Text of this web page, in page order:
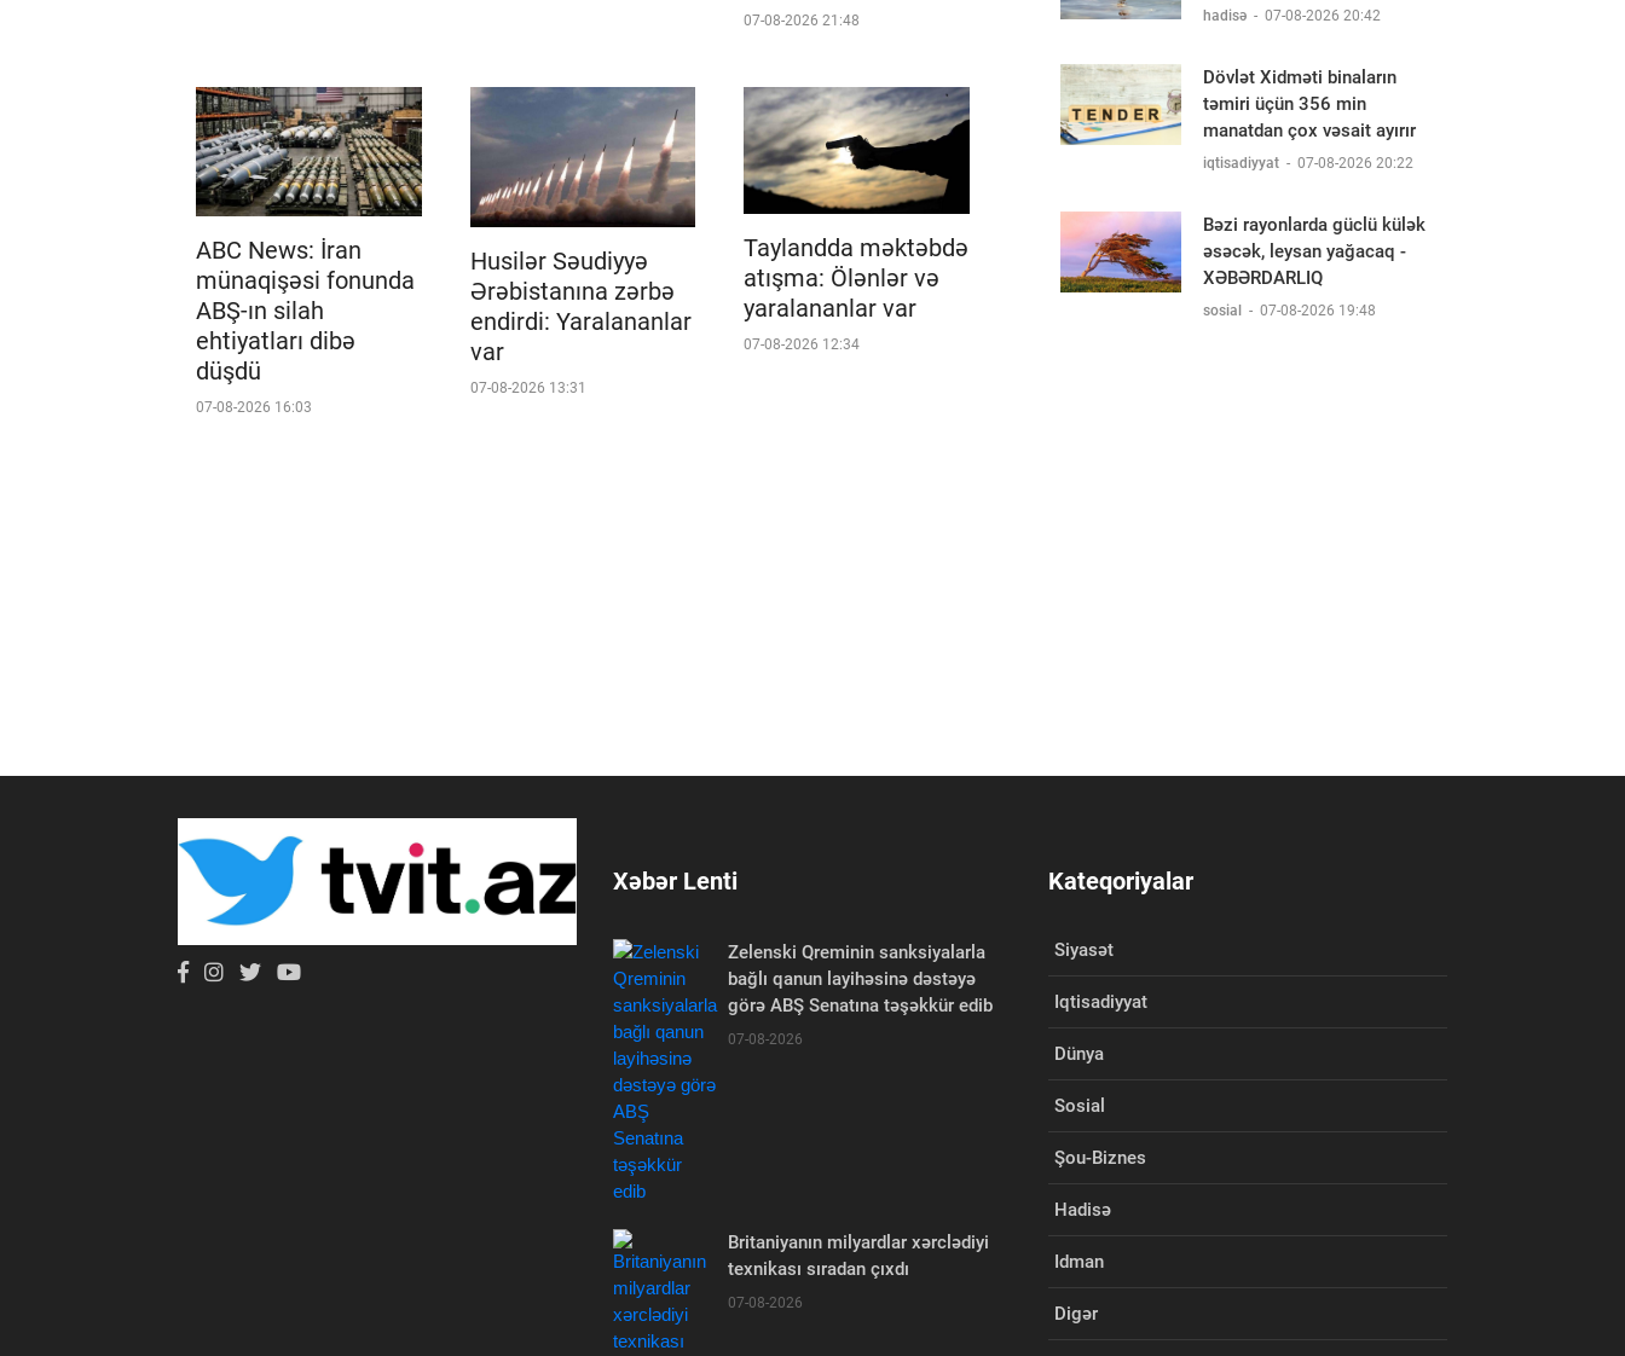
07-08-2026 21:48
ABC News: İran
münaqişəsi fonunda
ABŞ-ın silah
ehtiyatları dibə
düşdü
07-08-2026 16:03
Husilər Səudiyyə
Ərəbistanına zərbə
endirdi: Yaralananlar
var
07-08-2026 13:31
Taylandda məktəbdə
atışma: Ölənlər və
yaralananlar var
07-08-2026 12:34
hadisə - 07-08-2026 20:42
Dövlət Xidməti binaların
təmiri üçün 356 min
manatdan çox vəsait ayırır
iqtisadiyyat - 07-08-2026 20:22
Bəzi rayonlarda güclü külək
əsəcək, leysan yağacaq -
XƏBƏRDARLIQ
sosial - 07-08-2026 19:48
Xəbər Lenti
Zelenski Qreminin sanksiyalarla
bağlı qanun layihəsinə dəstəyə
görə ABŞ Senatına təşəkkür edib
07-08-2026
Britaniyanın milyardlar xərclədiyi
texnikası sıradan çıxdı
07-08-2026
Kateqoriyalar
Siyasət
Iqtisadiyyat
Dünya
Sosial
Şou-Biznes
Hadisə
Idman
Digər